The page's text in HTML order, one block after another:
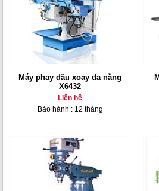
Máy phay đầu xoay đa năng
X6432
Liên hệ
Bảo hành : 12 tháng